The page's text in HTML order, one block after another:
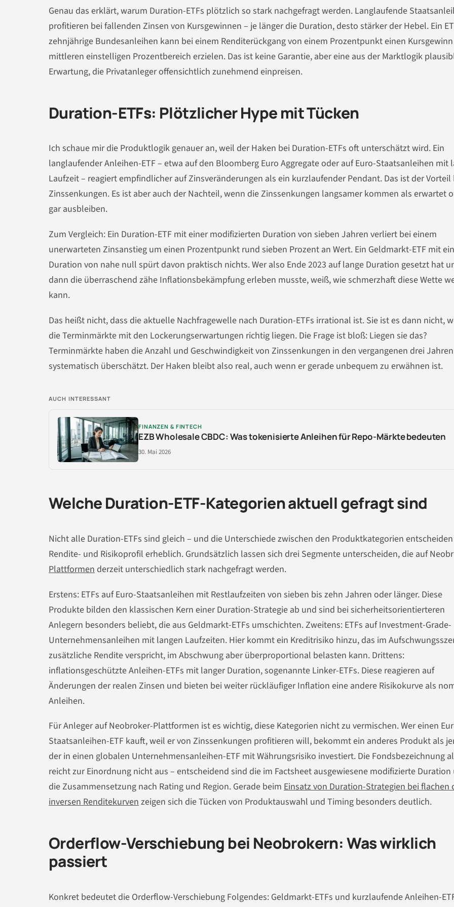
Genau das erklärt, warum Duration-ETFs plötzlich so stark nachgefragt werden. Langlaufende
profitieren bei fallenden Zinsen von Kursgewinnen – je länger die Duration, desto stärker der Hebel. Ein
zehnjährige Bundesanleihen kann bei einem Renditerückgang von einem Prozentpunkt einen
mittleren einstelligen Prozentbereich erzielen. Das ist keine Garantie, aber eine aus der Marktlogik
Erwartung, die Privatanleger offensichtlich zunehmend einpreisen.
Duration-ETFs: Plötzlicher Hype mit Tücken
Ich schaue mir die Produktlogik genauer an, weil der Haken bei Duration-ETFs oft unterschätzt wird. Ein
langlaufender Anleihen-ETF – etwa auf den Bloomberg Euro Aggregate oder auf Euro-Staatsanleihen mit
Laufzeit – reagiert empfindlicher auf Zinsveränderungen als ein kurzlaufender Pendant. Das ist der Vorteil
Zinssenkungen. Es ist aber auch der Nachteil, wenn die Zinssenkungen langsamer kommen als erwartet
gar ausbleiben.
Zum Vergleich: Ein Duration-ETF mit einer modifizierten Duration von sieben Jahren verliert bei einem
unerwarteten Zinsanstieg um einen Prozentpunkt rund sieben Prozent an Wert. Ein Geldmarkt-ETF mit
Duration von nahe null spürt davon praktisch nichts. Wer also Ende 2023 auf lange Duration gesetzt hat
dann die überraschend zähe Inflationsbekämpfung erleben musste, weiß, wie schmerzhaft diese Wette
kann.
Das heißt nicht, dass die aktuelle Nachfragewelle nach Duration-ETFs irrational ist. Sie ist es dann nicht,
die Terminmärkte mit den Lockerungserwartungen richtig liegen. Die Frage ist bloß: Liegen sie das?
Terminmärkte haben die Anzahl und Geschwindigkeit von Zinssenkungen in den vergangenen drei Jahren
systematisch überschätzt. Der Haken bleibt also real, auch wenn er gerade unbequem zu erwähnen ist.
AUCH INTERESSANT
FINANZEN & FINTECH
EZB Wholesale CBDC: Was tokenisierte Anleihen für Repo-Märkte bedeuten
30. Mai 2026
Welche Duration-ETF-Kategorien aktuell gefragt sind
Nicht alle Duration-ETFs sind gleich – und die Unterschiede zwischen den Produktkategorien
Rendite- und Risikoprofil erheblich. Grundsätzlich lassen sich drei Segmente unterscheiden, die auf
Plattformen derzeit unterschiedlich stark nachgefragt werden.
Erstens: ETFs auf Euro-Staatsanleihen mit Restlaufzeiten von sieben bis zehn Jahren oder länger. Diese
Produkte bilden den klassischen Kern einer Duration-Strategie ab und sind bei sicherheitsorientierteren
Anlegern besonders beliebt, die aus Geldmarkt-ETFs umschichten. Zweitens: ETFs auf Investment-Grade-
Unternehmensanleihen mit langen Laufzeiten. Hier kommt ein Kreditrisiko hinzu, das im
zusätzliche Rendite verspricht, im Abschwung aber überproportional belasten kann. Drittens:
inflationsgeschützte Anleihen-ETFs mit langer Duration, sogenannte Linker-ETFs. Diese reagieren auf
Änderungen der realen Zinsen und bieten bei weiter rückläufiger Inflation eine andere Risikokurve als
Anleihen.
Für Anleger auf Neobroker-Plattformen ist es wichtig, diese Kategorien nicht zu vermischen. Wer einen
Staatsanleihen-ETF kauft, weil er von Zinssenkungen profitieren will, bekommt ein anderes Produkt als
der in einen globalen Unternehmensanleihen-ETF mit Währungsrisiko investiert. Die Fondsbezeichnung
reicht zur Einordnung nicht aus – entscheidend sind die im Factsheet ausgewiesene modifizierte Duration
die Zusammensetzung nach Rating und Region. Gerade beim Einsatz von Duration-Strategien bei flachen
inversen Renditekurvenzeigen sich die Tücken von Produktauswahl und Timing besonders deutlich.
Orderflow-Verschiebung bei Neobrokern: Was wirklich
passiert
Konkret bedeutet die Orderflow-Verschiebung Folgendes: Geldmarkt-ETFs und kurzlaufende Anleihen-